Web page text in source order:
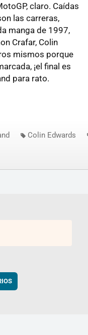
claro. Caídas
las carreras,
manga de 1997,
Crafar, Colin
mismos porque
¡el final es
para rato.
Colin Edwards